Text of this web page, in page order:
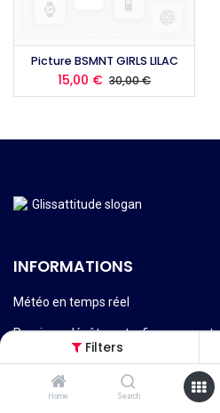
Filters
Home Search
Picture BSMNT GIRLS LILAC
15,00 € 30,00€
INFORMATIONS
Météo en temps réel
Reprises, dépôt-vente, financement
Services techniques, réparations etc.
Livraisons, retours et remboursement